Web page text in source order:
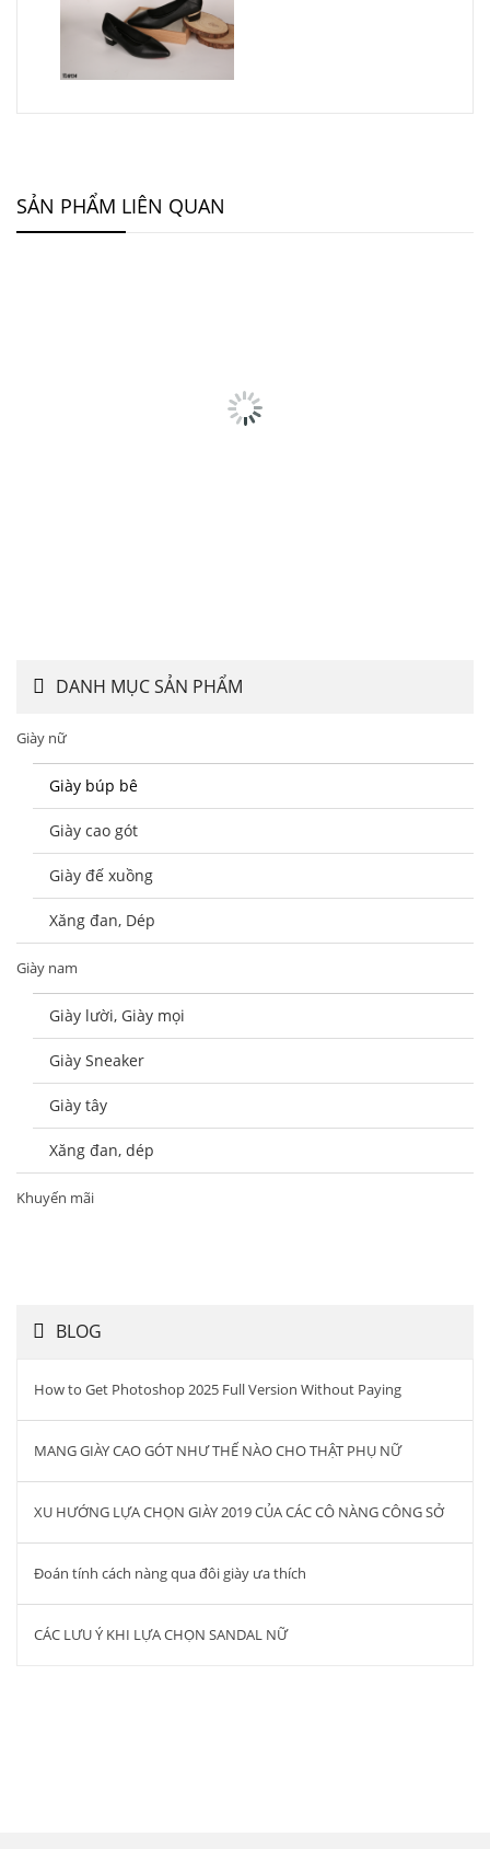
SẢN PHẨM LIÊN QUAN
DANH MỤC SẢN PHẨM
Giày nữ
Giày búp bê
Giày cao gót
Giày đế xuồng
Xăng đan, Dép
Giày nam
Giày lười, Giày mọi
Giày Sneaker
Giày tây
Xăng đan, dép
Khuyến mãi
BLOG
How to Get Photoshop 2025 Full Version Without Paying
MANG GIÀY CAO GÓT NHƯ THẾ NÀO CHO THẬT PHỤ NỮ
XU HƯỚNG LỰA CHỌN GIÀY 2019 CỦA CÁC CÔ NÀNG CÔNG SỞ
Đoán tính cách nàng qua đôi giày ưa thích
CÁC LƯU Ý KHI LỰA CHỌN SANDAL NỮ